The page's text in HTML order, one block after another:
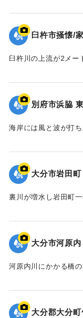
折る重傷を負った。
【出典：大分合同新
｜固有コード:00653009
臼杵市掻懐/
臼杵川の上流が2メー
｜固有コード:
別府市浜脇
海岸には風と波が打ち
｜固有コード:00653002
大分市岩田町
裏川が増水し岩田町
｜固有コード:
大分市河原
河原内川にかかる橋
｜固有コード:00653004
大分郡大分